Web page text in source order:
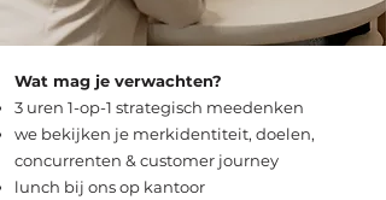
Wat mag je verwachten?
3 uren 1-op-1 strategisch meedenken
we bekijken je merkidentiteit, doelen,
concurrenten & customer journey
lunch bij ons op kantoor